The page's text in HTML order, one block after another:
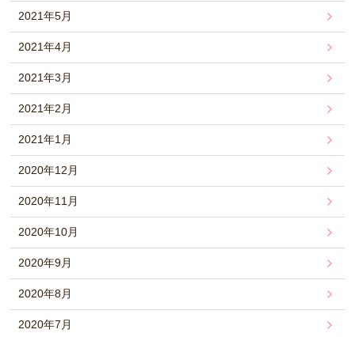
2021年5月
2021年4月
2021年3月
2021年2月
2021年1月
2020年12月
2020年11月
2020年10月
2020年9月
2020年8月
2020年7月